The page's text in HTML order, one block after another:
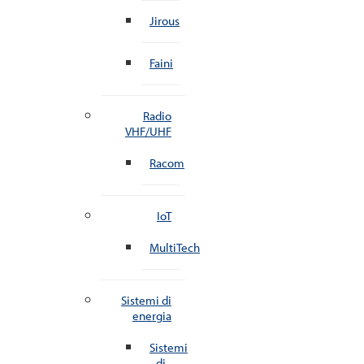
Jirous
Faini
Radio
VHF/UHF
Racom
IoT
MultiTech
Sistemi di
energia
Sistemi